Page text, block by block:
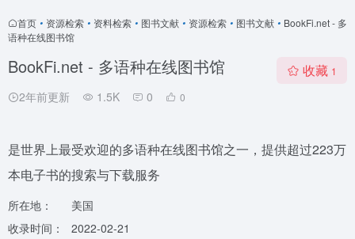
首页 • 资源检索 • 资料检索 • 图书文献 • 资源检索 • 图书文献 • BookFi.net - 多
语种在线图书馆
BookFi.net - 多语种在线图书馆
2年前更新 1.5K 0 0
收藏 1
是世界上最受欢迎的多语种在线图书馆之一，提供超过223万
本电子书的搜索与下载服务
所在地：
美国
收录时间：
2022-02-21